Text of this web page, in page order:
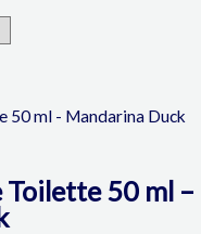
Toilette 50 ml –